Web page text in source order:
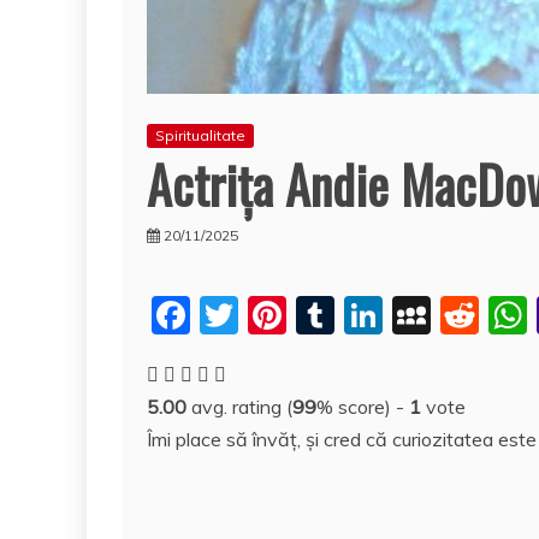
Spiritualitate
Actriţa Andie
20/11/2025
F
c
e
T
itt
er
Pi
er
e
T
m
bl
Li
k
e
M
S
p
R
di
5.00 avg. rating (99% score) - 1 vote
Îmi place să învăţ, şi cred că curiozitatea este